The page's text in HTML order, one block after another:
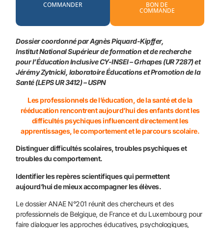
COMMANDER BON DE
COMMANDE
Dossier coordonné par Agnès Piquard-Kipffer,
Institut National Supérieur de formation et de recherche
pour l’Éducation Inclusive CY-INSEI – Grhapes (UR 7287) et
Jérémy Zytnicki, laboratoire Éducations et Promotion de la
Santé (LEPS UR 3412) – USPN
Les professionnels de l’éducation, de la santé et de la
rééducation rencontrent aujourd’hui des enfants dont les
difficultés psychiques influencent directement les
apprentissages, le comportement et le parcours scolaire.
Distinguer difficultés scolaires, troubles psychiques et
troubles du comportement.
Identifier les repères scientifiques qui permettent
aujourd’hui de mieux accompagner les élèves.
Le dossier ANAE N°201 réunit des chercheurs et des
professionnels de Belgique, de France et du Luxembourg pour
faire dialoguer les approches éducatives, psychologiques,